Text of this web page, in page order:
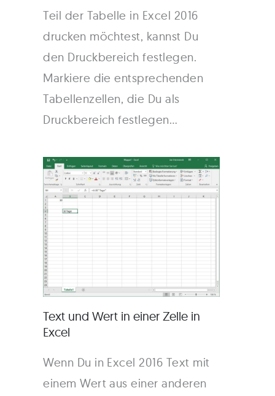
Teil der Tabelle in Excel 2016
drucken möchtest, kannst Du
den Druckbereich festlegen.
Markiere die entsprechenden
Tabellenzellen, die Du als
Druckbereich festlegen…
Text und Wert in einer Zelle in
Excel
Wenn Du in Excel 2016 Text mit
einem Wert aus einer anderen